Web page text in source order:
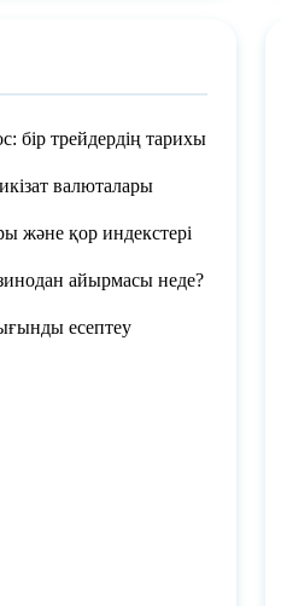
бір трейдердің тарихы
валюталары
және қор индекстері
айырмасы неде?
есептеу